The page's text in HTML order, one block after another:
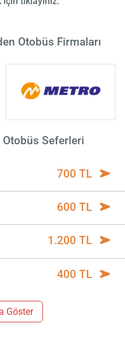
Otobüs Firmaları
Otobüs Seferleri
700 TL
600 TL
1.200 TL
400 TL
Göster